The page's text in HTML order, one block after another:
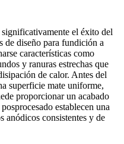
el éxito del
de diseño para fundición a
características como
y ranuras estrechas que
de calor. Antes del
superficie mate uniforme,
proporcionar un acabado
establecen una
anódicos consistentes y de